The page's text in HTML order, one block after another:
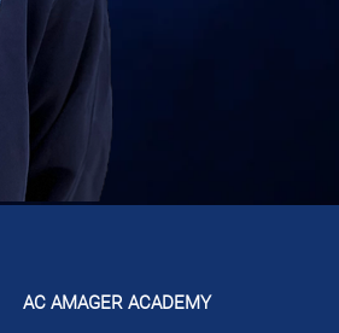
AC AMAGER ACADEMY